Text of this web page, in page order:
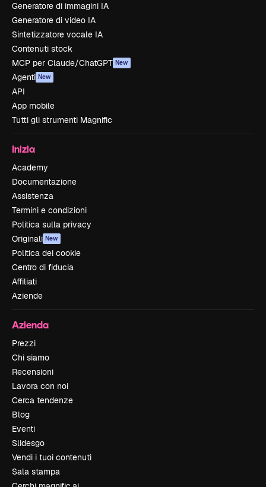
Generatore di immagini IA
Generatore di video IA
Sintetizzatore vocale IA
Contenuti stock
MCP per Claude/ChatGPT New
Agenti New
API
App mobile
Tutti gli strumenti Magnific
Inizia
Academy
Documentazione
Assistenza
Termini e condizioni
Politica sulla privacy
Originali New
Politica dei cookie
Centro di fiducia
Affiliati
Aziende
Azienda
Prezzi
Chi siamo
Recensioni
Lavora con noi
Cerca tendenze
Blog
Eventi
Slidesgo
Vendi i tuoi contenuti
Sala stampa